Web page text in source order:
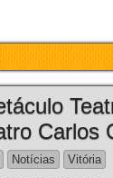
Carlos
Notícias
Vitória